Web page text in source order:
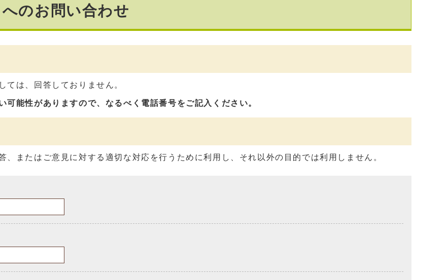
へのお問い合わせ
ては、回答しておりません。
可能性がありますので、なるべく電話番号をご記入ください。
またはご意見に対する適切な対応を行うために利用し、それ以外の目的では利用しません。